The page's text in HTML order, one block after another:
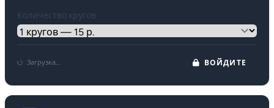
Количество кругов
Загрузка... ВОЙДИТЕ